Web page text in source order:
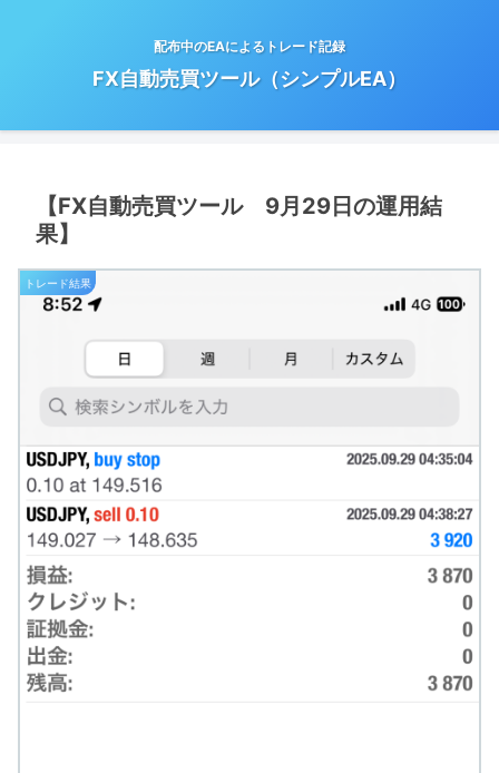
配布中のEAによるトレード記録
FX自動売買ツール（シンプルEA）
【FX自動売買ツール 9月29日の運用結
果】
トレード結果